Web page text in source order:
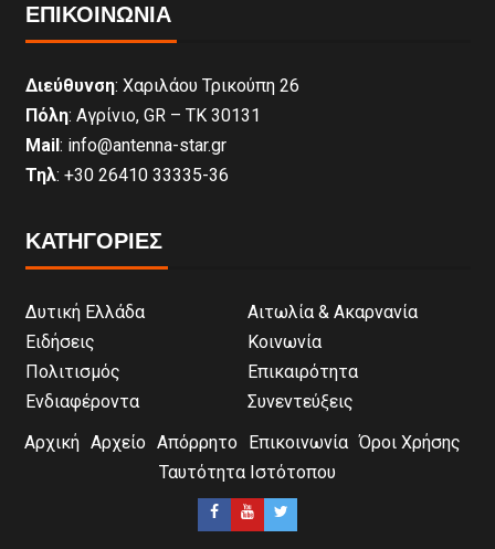
ΕΠΙΚΟΙΝΩΝΊΑ
Διεύθυνση: Χαριλάου Τρικούπη 26
Πόλη: Αγρίνιο, GR – ΤΚ 30131
Mail: info@antenna-star.gr
Τηλ: +30 26410 33335-36
ΚΑΤΗΓΟΡΙΕΣ
Δυτική Ελλάδα
Αιτωλία & Ακαρνανία
Ειδήσεις
Κοινωνία
Πολιτισμός
Επικαιρότητα
Ενδιαφέροντα
Συνεντεύξεις
Αρχική Αρχείο Απόρρητο Επικοινωνία Όροι Χρήσης
Ταυτότητα Ιστότοπου